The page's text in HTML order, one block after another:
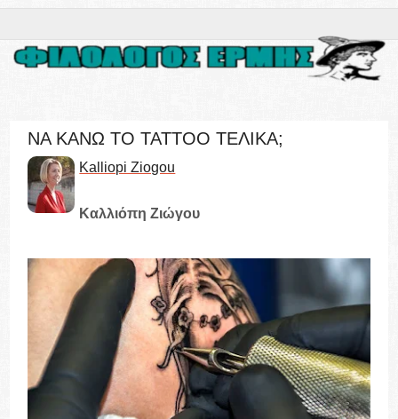
ΝΑ ΚΑΝΩ ΤΟ TATTOO ΤΕΛΙΚΑ;
Kalliopi Ziogou
Καλλιόπη Ζιώγου